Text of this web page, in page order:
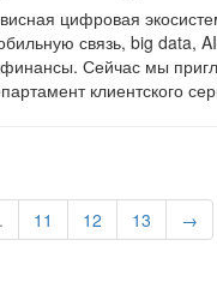
цифровая
связь, big data,
Сейчас мы
клиентского
11 12 13 →